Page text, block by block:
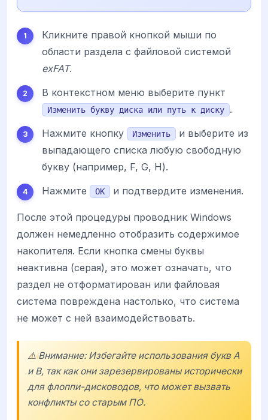
Кликните правой кнопкой мыши по
области раздела с файловой системой
exFAT.
В контекстном меню выберите пункт
Изменить букву диска или путь к диску
.
Нажмите кнопку
Изменить
и выберите из
выпадающего списка любую свободную
букву (например, F, G, H).
Нажмите
ОК и подтвердите изменения.
После этой процедуры проводник Windows
должен немедленно отобразить содержимое
накопителя. Если кнопка смены буквы
неактивна (серая), это может означать, что
раздел не отформатирован или файловая
система повреждена настолько, что система
не может с ней взаимодействовать.
⚠️ Внимание: Избегайте использования букв A
и B, так как они зарезервированы исторически
для флоппи-дисководов, что может вызвать
конфликты со старым ПО.